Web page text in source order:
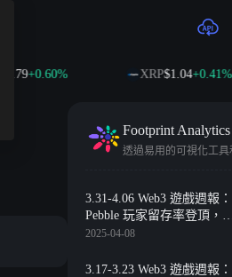
+0.60% XRP$1.04+0.41%
Footprint Analytics
3.31-4.06 Web3 遊戲週報：
Pebble 玩家留存率登頂，
Treasure DAO 面臨重組危機
2025-04-08
3.17-3.23 Web3 遊戲週報：